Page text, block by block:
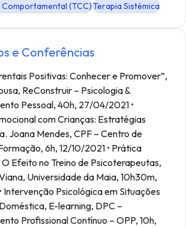
(TCC)Terapia Sistémica
e Conferências
Positivas: Conhecer e Promover”,
ReConstruir – Psicologia &
Pessoal, 40h, 27/04/2021 •
com Crianças: Estratégias
Joana Mendes, CPF – Centro de
6h, 12/10/2021 • Prática
Efeito no Treino de Psicoterapeutas,
Universidade da Maia, 10h30m,
Psicológica em Situações
E-learning, DPC –
Profissional Contínuo – OPP, 10h,